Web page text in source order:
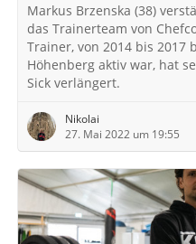
Markus Brzenska (38)
das Trainerteam von
Trainer, von 2014 bis 2017
Höhenberg aktiv war, hat
Sick verlängert.
Nikolai
27. Mai 2022 um 19:55